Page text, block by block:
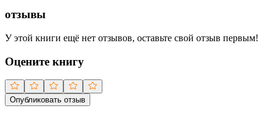
отзывы
У этой книги ещё нет отзывов, оставьте свой отзыв первым!
Оцените книгу
Опубликовать отзыв